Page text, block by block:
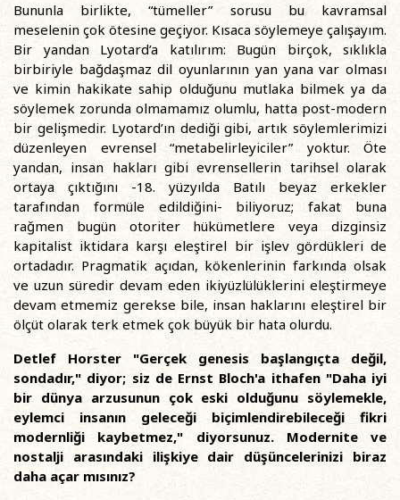
Bununla birlikte, “tümeller” sorusu bu kavramsal
meselenin çok ötesine geçiyor. Kısaca söylemeye çalışayım.
Bir yandan Lyotard’a katılırım: Bugün birçok, sıklıkla
birbiriyle bağdaşmaz dil oyunlarının yan yana var olması
ve kimin hakikate sahip olduğunu mutlaka bilmek ya da
söylemek zorunda olmamamız olumlu, hatta post-modern
bir gelişmedir. Lyotard’ın dediği gibi, artık söylemlerimizi
düzenleyen evrensel “metabelirleyiciler” yoktur. Öte
yandan, insan hakları gibi evrensellerin tarihsel olarak
ortaya çıktığını -18. yüzyılda Batılı beyaz erkekler
tarafından formüle edildiğini- biliyoruz; fakat buna
rağmen bugün otoriter hükümetlere veya dizginsiz
kapitalist iktidara karşı eleştirel bir işlev gördükleri de
ortadadır. Pragmatik açıdan, kökenlerinin farkında olsak
ve uzun süredir devam eden ikiyüzlülüklerini eleştirmeye
devam etmemiz gerekse bile, insan haklarını eleştirel bir
ölçüt olarak terk etmek çok büyük bir hata olurdu.
Detlef Horster "Gerçek genesis başlangıçta değil,
sondadır," diyor; siz de Ernst Bloch'a ithafen "Daha iyi
bir dünya arzusunun çok eski olduğunu söylemekle,
eylemci insanın geleceği biçimlendirebileceği fikri
modernliği kaybetmez," diyorsunuz. Modernite ve
nostalji arasındaki ilişkiye dair düşüncelerinizi biraz
daha açar mısınız?